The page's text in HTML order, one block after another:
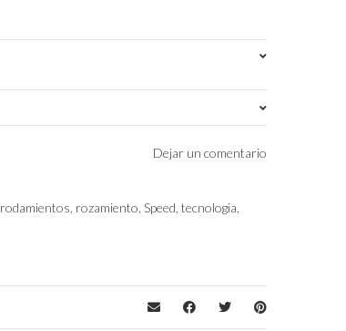
OSPW RS ALPHA SRAM Red/Force AXS Team
Dejar un comentario
rodamientos rozamiento Speed ,tecnologia